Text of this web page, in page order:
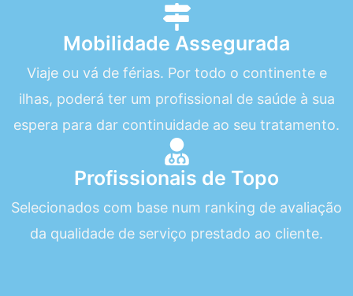
Mobilidade Assegurada
Viaje ou vá de férias. Por todo o continente e
ilhas, poderá ter um profissional de saúde à sua
espera para dar continuidade ao seu tratamento.
Profissionais de Topo
Selecionados com base num ranking de avaliação
da qualidade de serviço prestado ao cliente.